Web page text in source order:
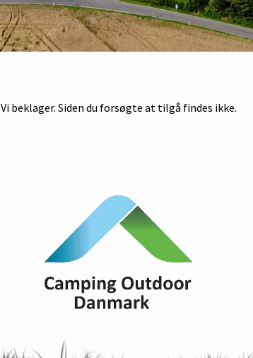
Vi beklager. Siden du forsøgte at tilgå findes ikke.